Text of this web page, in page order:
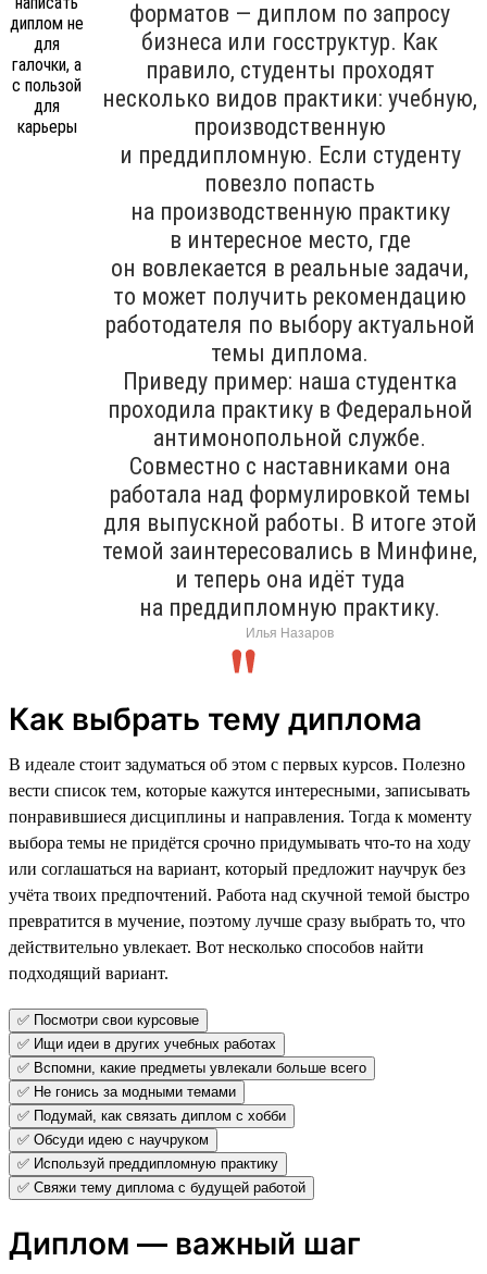
форматов — диплом по запросу
бизнеса или госструктур. Как
правило, студенты проходят
несколько видов практики: учебную,
производственную
и преддипломную. Если студенту
повезло попасть
на производственную практику
в интересное место, где
он вовлекается в реальные задачи,
то может получить рекомендацию
работодателя по выбору актуальной
темы диплома.
Приведу пример: наша студентка
проходила практику в Федеральной
антимонопольной службе.
Совместно с наставниками она
работала над формулировкой темы
для выпускной работы. В итоге этой
темой заинтересовались в Минфине,
и теперь она идёт туда
на преддипломную практику.
Илья Назаров
Как выбрать тему диплома
В идеале стоит задуматься об этом с первых курсов. Полезно
вести список тем, которые кажутся интересными, записывать
понравившиеся дисциплины и направления. Тогда к моменту
выбора темы не придётся срочно придумывать что-то на ходу
или соглашаться на вариант, который предложит научрук без
учёта твоих предпочтений. Работа над скучной темой быстро
превратится в мучение, поэтому лучше сразу выбрать то, что
действительно увлекает. Вот несколько способов найти
подходящий вариант.
✅ Посмотри свои курсовые
✅ Ищи идеи в других учебных работах
✅ Вспомни, какие предметы увлекали больше всего
✅ Не гонись за модными темами
✅ Подумай, как связать диплом с хобби
✅ Обсуди идею с научруком
✅ Используй преддипломную практику
✅ Свяжи тему диплома с будущей работой
Диплом — важный шаг